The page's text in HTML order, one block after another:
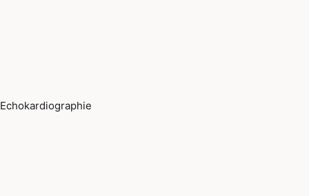
Echokardiographie